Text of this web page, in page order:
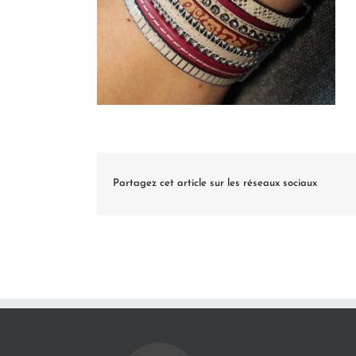
Partagez cet article sur les réseaux sociaux